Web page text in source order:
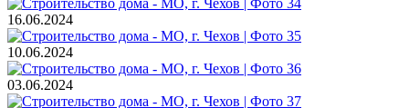
16.06.2024
10.06.2024
03.06.2024